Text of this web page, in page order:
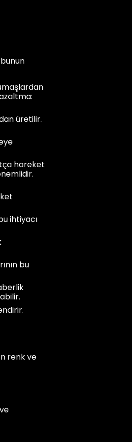
üretilir.
hareket
ihtiyacı
bu
renk ve